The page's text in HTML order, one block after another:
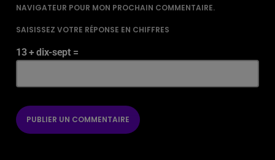
NAVIGATEUR POUR MON PROCHAIN COMMENTAIRE.
SAISISSEZ VOTRE RÉPONSE EN CHIFFRES
13 + dix-sept =